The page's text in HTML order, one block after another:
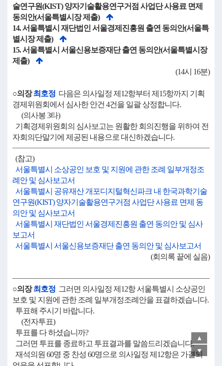
술연구원(KIST) 양자기술활용연구거점 사업단 사용료 면제
동의안(서울특별시장 제출)
14. 서울특별시 재단법인 서울경제진흥원 출연 동의안(서울특
별시장 제출)
15. 서울특별시 서울신용보증재단 출연 동의안(서울특별시장
제출)
(14시 16분)
○의장최호정 다음은 의사일정 제12항부터 제15항까지 기획
경제위원회에서 심사한 안건 4건을 일괄 상정합니다.
(의사봉 3타)
기획경제위원회의 심사보고는 원활한 회의진행을 위하여 전
자회의단말기에 제공된 내용으로 대신하겠습니다.
(참고)
서울특별시 소상공인 보호 및 지원에 관한 조례 일부개정조
례안 및 심사보고서
서울특별시 공유재산 개포디지털혁신파크 내 한국과학기술
연구원(KIST) 양자기술활용연구거점 사업단 사용료 면제 동
의안 및 심사보고서
서울특별시 재단법인 서울경제진흥원 출연 동의안 및 심사
보고서
서울특별시 서울신용보증재단 출연 동의안 및 심사보고서
(회의록 끝에 실음)
○의장최호정 그러면 의사일정 제12항 서울특별시 소상공인
보호 및 지원에 관한 조례 일부개정조례안을 표결하겠습니다.
투표해 주시기 바랍니다.
(전자투표)
투표를 다 하셨습니까?
그러면 투표를 종료하고 투표결과를 말씀드리겠습니다.
재석의원 60명 중 찬성 60명으로 의사일정 제12항은 가결되
▲
▼